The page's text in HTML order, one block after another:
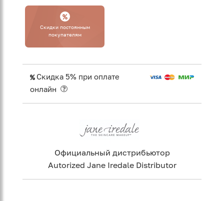
Cкидки постоянным
покупателям
Скидка 5% при оплате
онлайн
Официальный дистрибьютор
Autorized Jane Iredale Distributor